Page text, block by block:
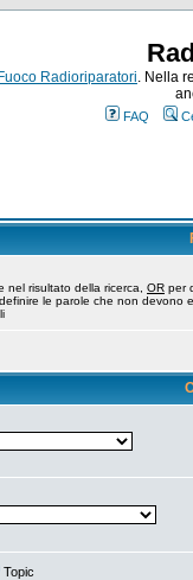
Radioriparatori. Nella
FAQ
nel risultato della ricerca, OR per
le parole che non devono
Topic